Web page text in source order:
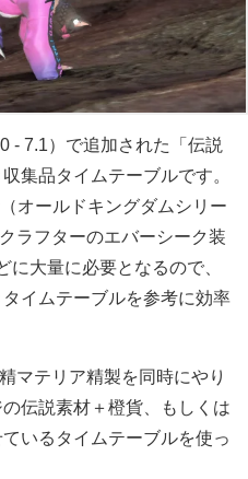
- 7.1）で追加された「伝説
集品タイムテーブルです。
オールドキングダムシリー
ラフターのエバーシーク装
大量に必要となるので、
イムテーブルを参考に効率
マテリア精製を同時にやり
伝説素材＋橙貨、もしくは
いるタイムテーブルを使っ